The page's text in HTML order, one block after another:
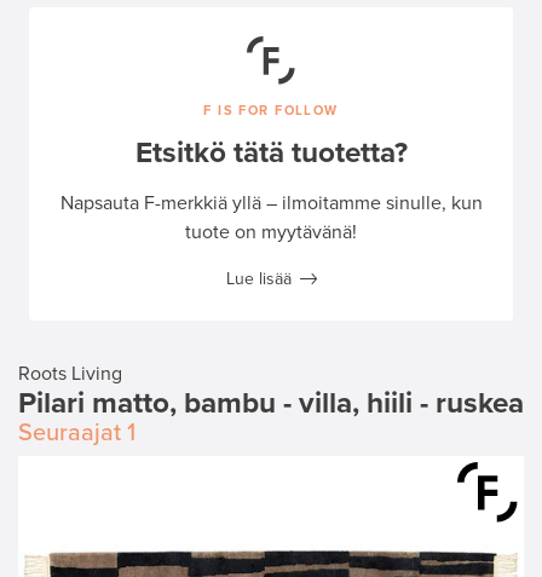
Roots Living
Pilari matto, bambu - villa, hiili - ruskea
Seuraajat 1
F IS FOR FOLLOW
Etsitkö tätä tuotetta?
Napsauta F-merkkiä yllä – ilmoitamme sinulle, kun
tuote on myytävänä!
Lue lisää